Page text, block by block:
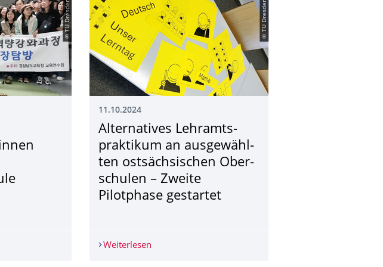
"Lernprozess­begleitung an Versuchs- und Universitätsschulen"
© TU Dresden
Bildungsexpert:innen besuchen die Universitätsschule Dresden
© TU Dresden
11.10.2024
Alternatives Lehr­amts­
prakti­kum an aus­gewähl­
ten ost­sächsi­schen Ober­
schulen – Zweite
Pilotphase gestartet
Weiterlesen